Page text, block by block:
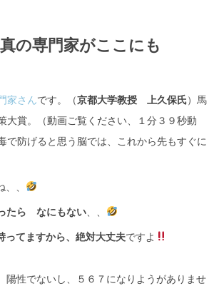
の専門家がここにも
家さんです。（京都大学教授 上久保氏）馬
大賞。（動画ご覧ください、１分３９秒動
防げると思う脳では、これから先もすぐに
、
たら なにもない
ってますから、絶対大丈夫ですよ
陽性でないし、５６７になりようがありませ